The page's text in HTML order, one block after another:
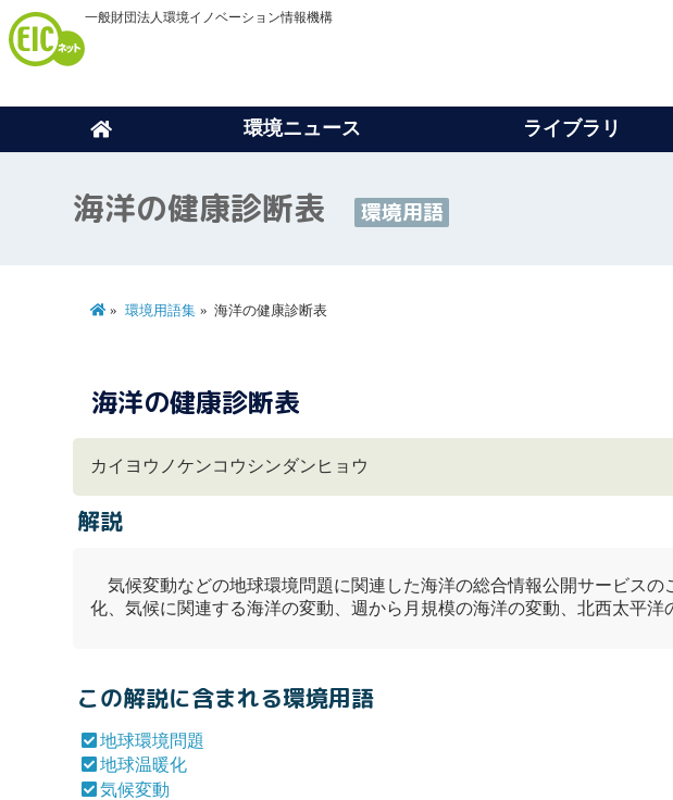
一般財団法人環境イノベーション情報機構
環境ニュース ライブラリ
海洋の健康診断表 環境用語
環境用語集 海洋の健康診断表
海洋の健康診断表
カイヨウノケンコウシンダンヒョウ
解説
気候変動などの地球環境問題に関連した海洋の総合情報公開サービスの
化、気候に関連する海洋の変動、週から月規模の海洋の変動、北西太平洋
この解説に含まれる環境用語
地球環境問題
地球温暖化
気候変動